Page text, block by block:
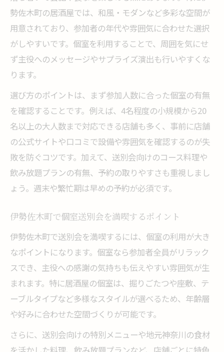
勢佐木町の居酒屋では、和風・モダンなど多彩な空間が
用意されており、参加者の年代や雰囲気に合わせた選択
がしやすいです。個室を利用することで、周囲を気にせ
ず主役へのメッセージやサプライズ演出も行いやすくな
ります。
選び方のポイントは、まず参加人数に合った個室の有無
を確認することです。例えば、4名程度の小規模から20
名以上の大人数まで対応できる店舗も多く、事前に店舗
の公式サイトや口コミで設備や雰囲気を確認するのが失
敗を防ぐコツです。加えて、送別会向けのコース料理や
飲み放題プランの有無、予約の取りやすさも重視しまし
ょう。週末や繁忙期は早めの予約が必須です。
伊勢佐木町で個室送別会を満喫するポイント
伊勢佐木町で送別会を満喫するには、個室の利用が大き
なポイントになります。個室なら参加者全員がリラック
スでき、主役への感謝の気持ちも伝えやすい雰囲気が生
まれます。特に居酒屋の個室は、掘りごたつや座敷、テ
ーブルタイプなど多様なスタイルが選べるため、年齢層
や好みに合わせた空間づくりが可能です。
さらに、送別会向けの特別メニューや地元神奈川の食材